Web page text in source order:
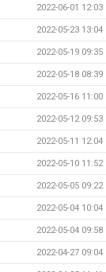
2022-06-01 12:03
2022-05-23 13:04
2022-05-19 09:35
2022-05-18 08:39
2022-05-16 11:00
2022-05-12 09:53
2022-05-11 12:04
2022-05-10 11:52
2022-05-05 09:22
2022-05-04 10:04
2022-05-04 09:58
2022-04-27 09:04